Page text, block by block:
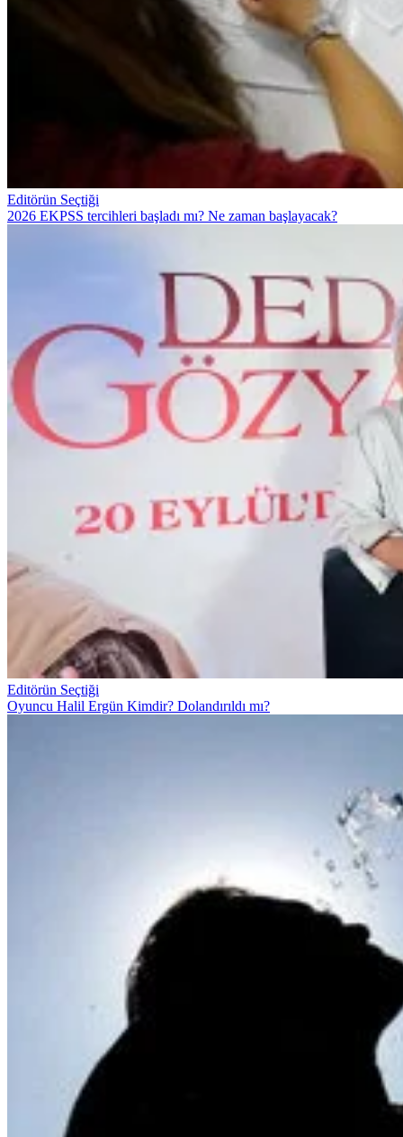
Editörün Seçtiği
2026 EKPSS tercihleri başladı mı? Ne zaman başlayacak?
Editörün Seçtiği
Oyuncu Halil Ergün Kimdir? Dolandırıldı mı?